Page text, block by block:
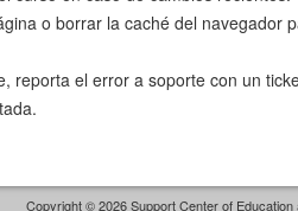
o borrar la caché del navegador
reporta el error a soporte con un
Copyright © 2026 Support Center of